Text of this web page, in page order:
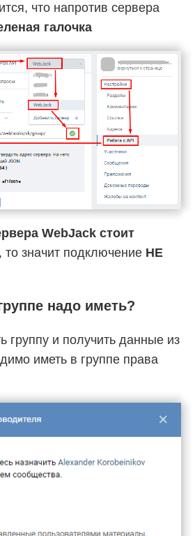
что напротив сервера
галочка
WebJack стоит
, то значит подключение НЕ
надо иметь?
группу и получить данные из
иметь в группе права